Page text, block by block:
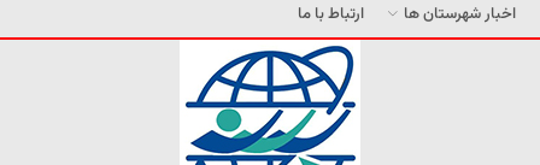
اخبار شهرستان ها
ارتباط با ما